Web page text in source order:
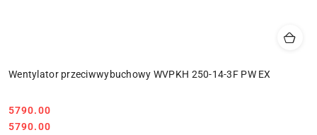
Wentylator przeciwwybuchowy WVPKH 250-14-3F PW EX
Cena:
5790.00
Cena:
5790.00